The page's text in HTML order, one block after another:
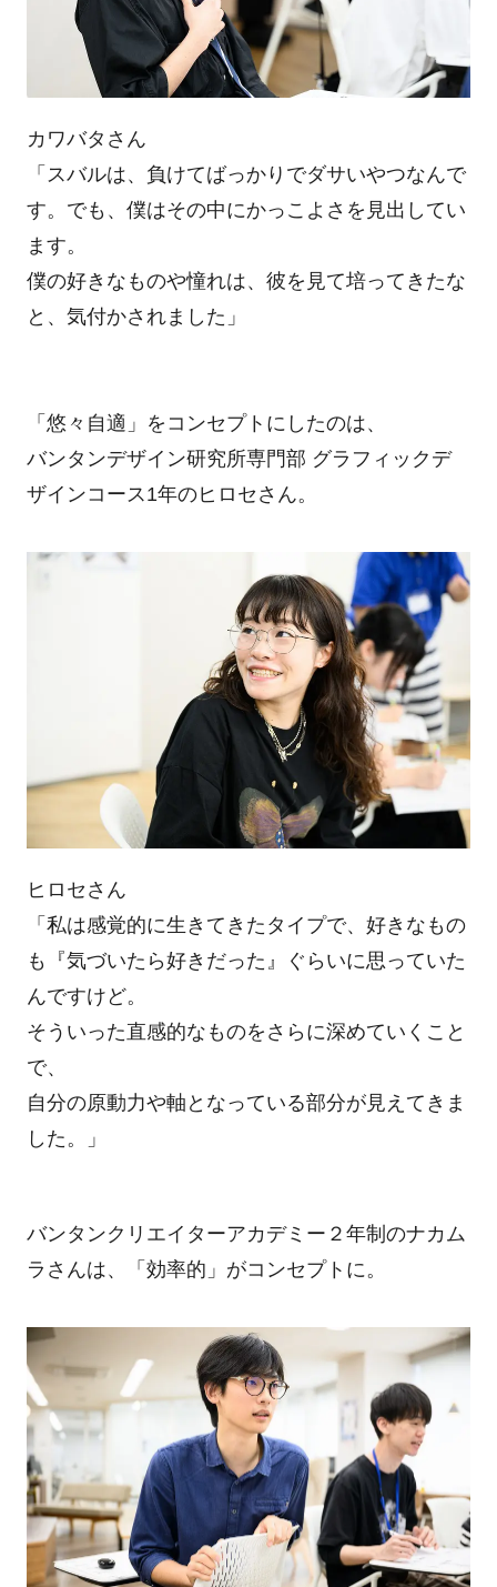
カワバタさん
「スバルは、負けてばっかりでダサいやつなんで
す。でも、僕はその中にかっこよさを見出してい
ます。
僕の好きなものや憧れは、彼を見て培ってきたな
と、気付かされました」
「悠々自適」をコンセプトにしたのは、
バンタンデザイン研究所専門部 グラフィックデ
ザインコース1年のヒロセさん。
ヒロセさん
「私は感覚的に生きてきたタイプで、好きなもの
も『気づいたら好きだった』ぐらいに思っていた
んですけど。
そういった直感的なものをさらに深めていくこと
で、
自分の原動力や軸となっている部分が見えてきま
した。」
バンタンクリエイターアカデミー２年制のナカム
ラさんは、「効率的」がコンセプトに。